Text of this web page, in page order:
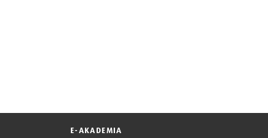
E-AKADEMIA